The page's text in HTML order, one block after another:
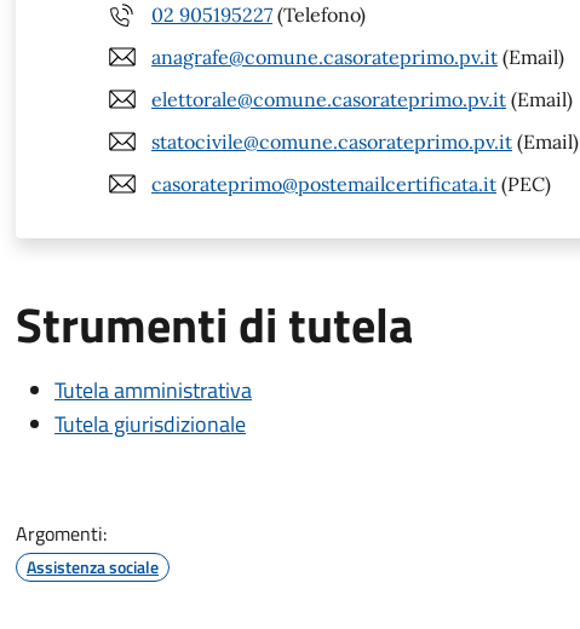
02 905195227 (Telefono)
anagrafe@comune.casorateprimo.pv.it (Email)
elettorale@comune.casorateprimo.pv.it (Email)
statocivile@comune.casorateprimo.pv.it (Email)
casorateprimo@postemailcertificata.it (PEC)
Strumenti di tutela
Tutela amministrativa
Tutela giurisdizionale
Argomenti:
Assistenza sociale